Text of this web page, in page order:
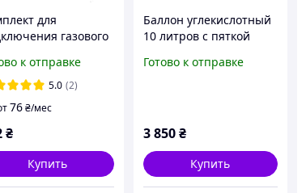
для
газового
) Италия
к отправке
5.0 (2)
76₴/мес
₴
Купить
Баллон углекислотный
10 литров с пяткой
Готово к отправке
3 850₴
Купить